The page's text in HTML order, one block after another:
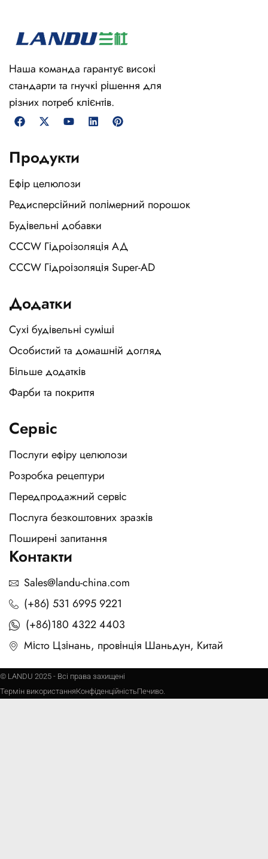
Наша команда гарантує високі
стандарти та гнучкі рішення для
різних потреб клієнтів.
Продукти
Ефір целюлози
Редисперсійний полімерний порошок
Будівельні добавки
CCCW Гідроізоляція АД
CCCW Гідроізоляція Super-AD
Додатки
Сухі будівельні суміші
Особистий та домашній догляд
Більше додатків
Фарби та покриття
Сервіс
Послуги ефіру целюлози
Розробка рецептури
Передпродажний сервіс
Послуга безкоштовних зразків
Поширені запитання
Контакти
Sales@landu-china.com
(+86) 531 6995 9221
(+86)180 4322 4403
Місто Цзінань, провінція Шаньдун, Китай
© LANDU 2025 - Всі права захищені
Термін використанняКонфіденційністьПечиво.